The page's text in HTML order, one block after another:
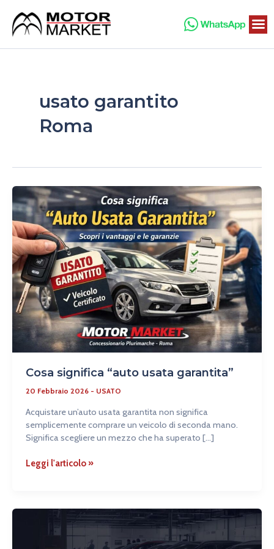
contenuto
usato garantito
Roma
Cosa significa “auto usata garantita”
20 Febbraio 2026 - USATO
Acquistare un’auto usata garantita non significa
semplicemente comprare un veicolo di seconda mano.
Significa scegliere un mezzo che ha superato […]
Cosa
significa
“auto
usata
garantita”
Leggi l'articolo »